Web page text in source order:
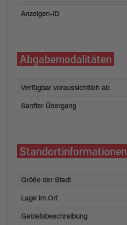
Anzeigen-ID
Abgabemodalitäten
Verfügbar voraussichtlich ab
Sanfter Übergang
Standortinformationen
Größe der Stadt
Lage im Ort
Gebietsbeschreibung